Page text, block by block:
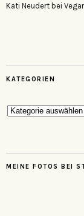
Kati Neudert bei
KATEGORIEN
Kategorien
MEINE FOTOS BEI